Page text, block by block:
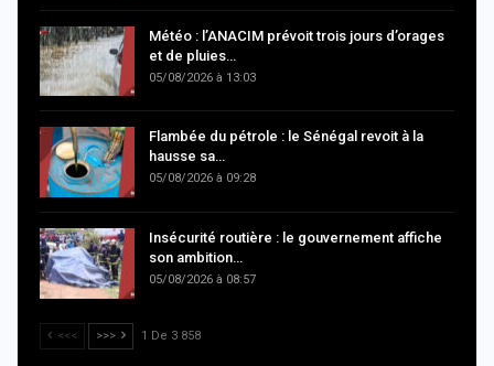
Météo : l’ANACIM prévoit trois jours d’orages
et de pluies…
05/08/2026 à 13:03
Flambée du pétrole : le Sénégal revoit à la
hausse sa…
05/08/2026 à 09:28
Insécurité routière : le gouvernement affiche
son ambition…
05/08/2026 à 08:57
<<< >>> 1 De 3 858